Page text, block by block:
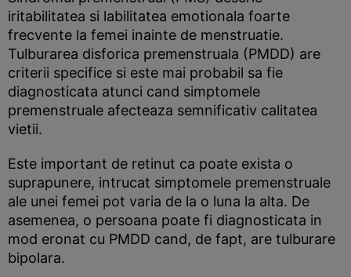
iritabilitatea si labilitatea emotionala foarte
frecvente la femei inainte de menstruatie.
Tulburarea disforica premenstruala (PMDD) are
criterii specifice si este mai probabil sa fie
diagnosticata atunci cand simptomele
premenstruale afecteaza semnificativ calitatea
vietii.
Este important de retinut ca poate exista o
suprapunere, intrucat simptomele premenstruale
ale unei femei pot varia de la o luna la alta. De
asemenea, o persoana poate fi diagnosticata in
mod eronat cu PMDD cand, de fapt, are tulburare
bipolara.